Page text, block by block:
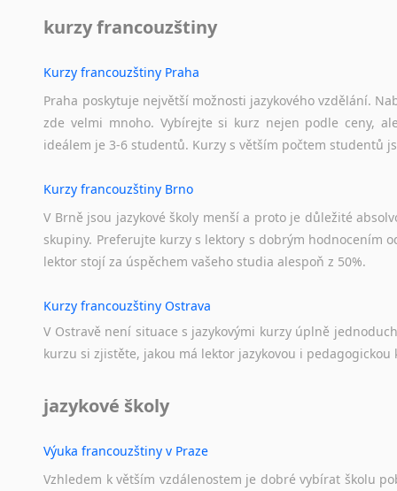
kurzy francouzštiny
Kurzy francouzštiny Praha
Praha poskytuje největší možnosti jazykového vzdělání.
zde velmi mnoho. Vybírejte si kurz nejen podle ceny,
ideálem je 3-6 studentů. Kurzy s větším počtem studentů
Kurzy francouzštiny Brno
V Brně jsou jazykové školy menší a proto je důležité
skupiny. Preferujte kurzy s lektory s dobrým hodnocením
lektor stojí za úspěchem vašeho studia alespoň z 50%.
Kurzy francouzštiny Ostrava
V Ostravě není situace s jazykovými kurzy úplně
kurzu si zjistěte, jakou má lektor jazykovou i pedagogickou
jazykové školy
Výuka francouzštiny v Praze
Vzhledem k větším vzdálenostem je dobré vybírat školu